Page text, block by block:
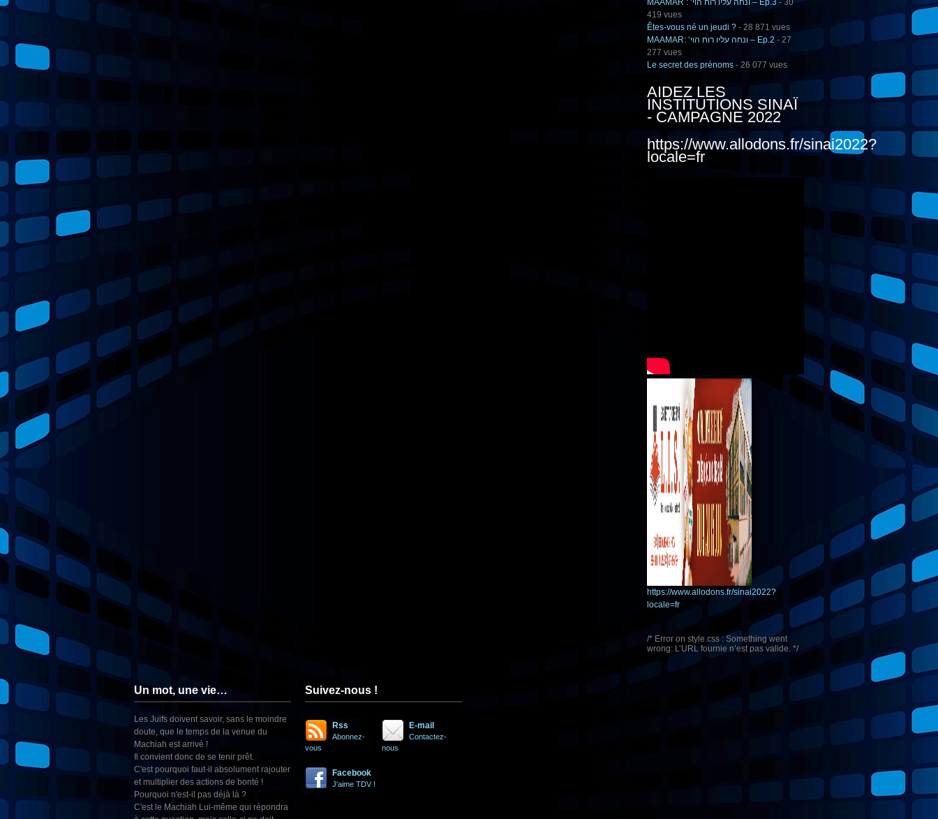
MAAMAR : ‘ונחה עליו רוח הוי – Ep.3 - 30
419 vues
Êtes-vous né un jeudi ? - 28 871 vues
MAAMAR: ‘ונחה עליו רוח הוי – Ep.2 - 27
277 vues
Le secret des prénoms - 26 077 vues
AIDEZ LES
INSTITUTIONS SINAÏ
- CAMPAGNE 2022
https://www.allodons.fr/sinai2022?
locale=fr
https://www.allodons.fr/sinai2022?
locale=fr
/* Error on style.css : Something went
wrong: L’URL fournie n’est pas valide. */
Un mot, une vie…
Les Juifs doivent savoir, sans le moindre
doute, que le temps de la venue du
Machiah est arrivé !
Il convient donc de se tenir prêt.
C'est pourquoi faut-il absolument rajouter
et multiplier des actions de bonté !
Pourquoi n'est-il pas déjà là ?
C'est le Machiah Lui-même qui répondra
Suivez-nous !
Rss
Abonnez-
vous
E-mail
Contactez-
nous
Facebook
J'aime TDV !